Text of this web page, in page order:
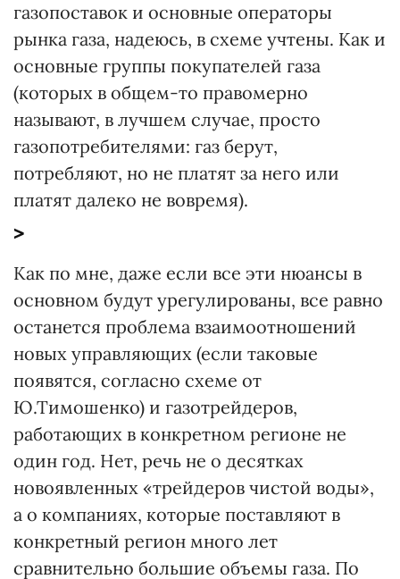
газопоставок и основные операторы
рынка газа, надеюсь, в схеме учтены. Как и
основные группы покупателей газа
(которых в общем-то правомерно
называют, в лучшем случае, просто
газопотребителями: газ берут,
потребляют, но не платят за него или
платят далеко не вовремя).
>
Как по мне, даже если все эти нюансы в
основном будут урегулированы, все равно
останется проблема взаимоотношений
новых управляющих (если таковые
появятся, согласно схеме от
Ю.Тимошенко) и газотрейдеров,
работающих в конкретном регионе не
один год. Нет, речь не о десятках
новоявленных «трейдеров чистой воды»,
а о компаниях, которые поставляют в
конкретный регион много лет
сравнительно большие объемы газа. По